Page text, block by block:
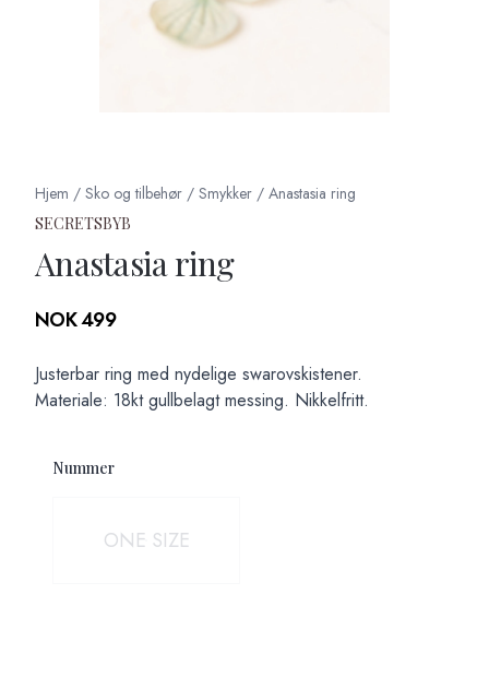
Hjem / Sko og tilbehør / Smykker / Anastasia ring
SECRETSBYB
Anastasia ring
Produktdetaljer
NOK 499
Description
Justerbar ring med nydelige swarovskistener.
Materiale: 18kt gullbelagt messing. Nikkelfritt.
Nummer
ONE SIZE